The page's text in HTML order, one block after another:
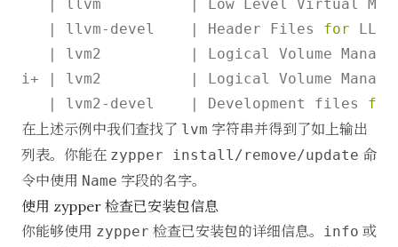
| llvm          | Low Level Virtual
   | llvm-devel    | Header Files
for
| lvm2          | Logical Volume
i+ | lvm2          | Logical Volume
   | lvm2-devel    | Development files
for
在上述示例中我们查找了 lvm 字符串并得到了如上输出
列表。你能在 zypper install/remove/update 命
令中使用 Name 字段的名字。
使用 zypper 检查已安装包信息
你能够使用 zypper 检查已安装包的详细信息。 info 或